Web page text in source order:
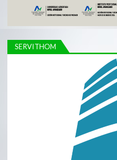
SERVITHOM